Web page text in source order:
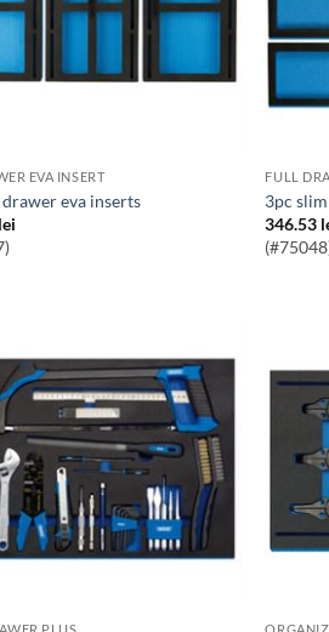
EVA INSERT
drawer eva inserts
lei
FULL
3pc
346.53